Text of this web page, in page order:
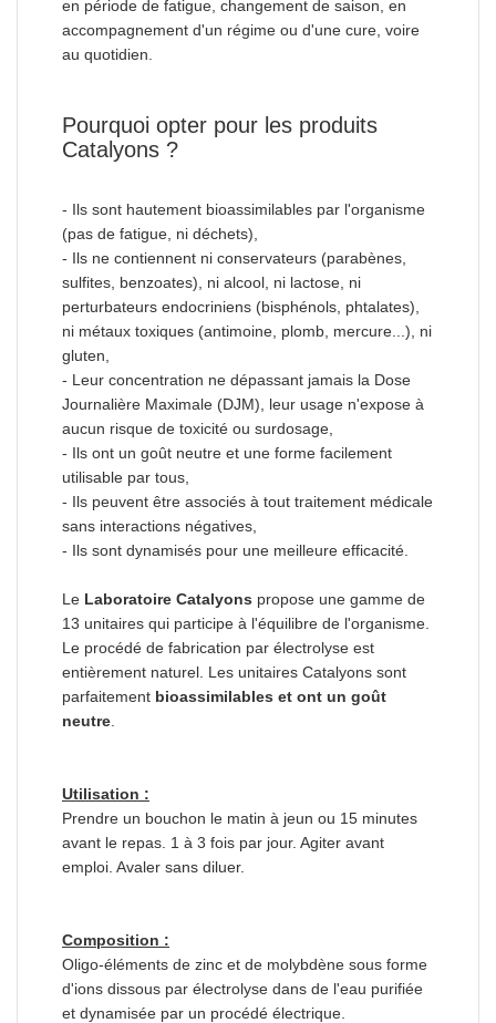
en période de fatigue, changement de saison, en
accompagnement d'un régime ou d'une cure, voire
au quotidien.
Pourquoi opter pour les produits
Catalyons ?
- Ils sont hautement bioassimilables par l'organisme
(pas de fatigue, ni déchets),
- Ils ne contiennent ni conservateurs (parabènes,
sulfites, benzoates), ni alcool, ni lactose, ni
perturbateurs endocriniens (bisphénols, phtalates),
ni métaux toxiques (antimoine, plomb, mercure...), ni
gluten,
- Leur concentration ne dépassant jamais la Dose
Journalière Maximale (DJM), leur usage n'expose à
aucun risque de toxicité ou surdosage,
- Ils ont un goût neutre et une forme facilement
utilisable par tous,
- Ils peuvent être associés à tout traitement médicale
sans interactions négatives,
- Ils sont dynamisés pour une meilleure efficacité.
Le Laboratoire Catalyons propose une gamme de
13 unitaires qui participe à l'équilibre de l'organisme.
Le procédé de fabrication par électrolyse est
entièrement naturel. Les unitaires Catalyons sont
parfaitement bioassimilables et ont un goût
neutre
Utilisation :
Prendre un bouchon le matin à jeun ou 15 minutes
avant le repas. 1 à 3 fois par jour. Agiter avant
emploi. Avaler sans diluer.
Composition :
Oligo-éléments de zinc et de molybdène sous forme
d'ions dissous par électrolyse dans de l'eau purifiée
et dynamisée par un procédé électrique.